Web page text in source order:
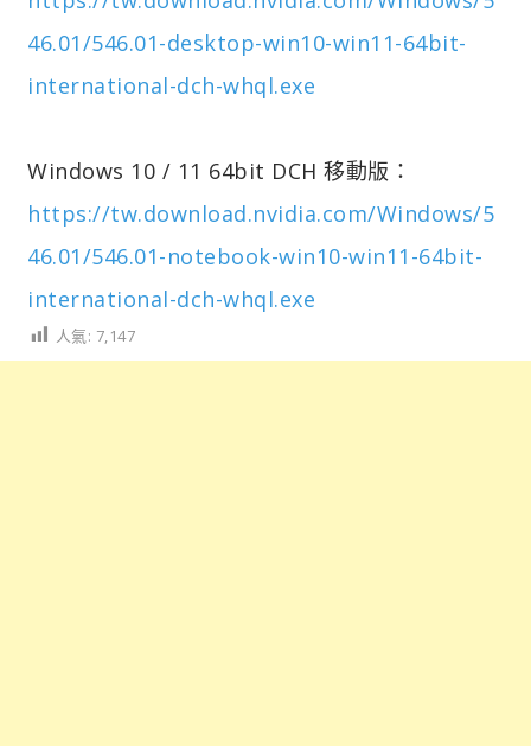
46.01/546.01-desktop-win10-win11-64bit-
international-dch-whql.exe
Windows 10 / 11 64bit DCH 移動版：
https://tw.download.nvidia.com/Windows/5
46.01/546.01-notebook-win10-win11-64bit-
international-dch-whql.exe
人氣: 7,147